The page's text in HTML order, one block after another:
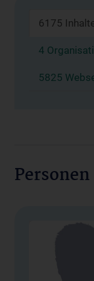
6175
4
5825
Personen